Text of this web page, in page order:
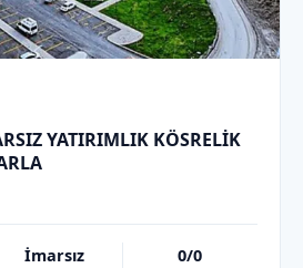
YATIRIMLIK KÖSRELİK
İmarsız 0/0